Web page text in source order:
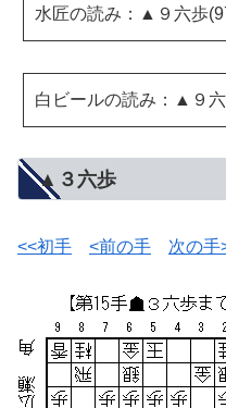
水匠の読み：▲９六歩
白ビールの読み：▲９
▲３六歩
<<初手 <前の手 次の手